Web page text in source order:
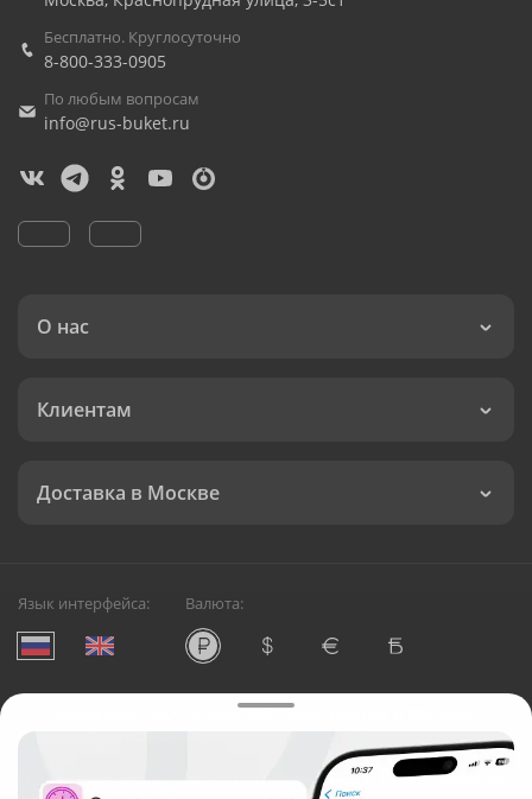
Бесплатно. Круглосуточно
8-800-333-0905
По любым вопросам
info@rus-buket.ru
О нас
Клиентам
Доставка в Москве
Язык интерфейса: Валюта:
Служба круглосуточной доставки цветов в Москве
Русский Букет, 2026
Общество с ограниченной ответственностью «Технология»